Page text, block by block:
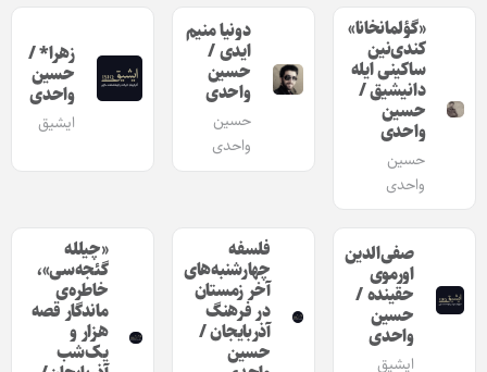
«گؤلمانخانا»
کندی‌نین
ساکینی ایله
دانیشیق /
حسین
واحدی
حسین
واحدی
دونیا منیم
ایدی /
حسین
واحدى
حسین
واحدی
زهرا* /
حسین
واحدی
ایشیق
صفی‌الدین
اورموی
حقینده /
حسین
واحدی
ایشیق
فلسفه
چهارشنبه‌های
آخر زمستان
در فرهنگ
آذربایجان /
حسین
«چیلله
گئجه‌سی»،
خاطره‌ی
ماندگار قصه‌
هزار و
یک‌شب